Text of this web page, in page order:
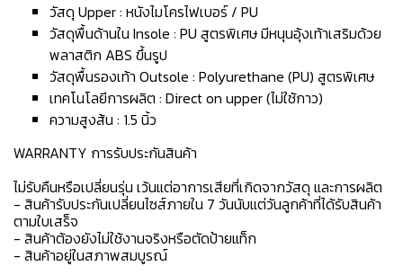
วัสดุ Upper : หนังไมโครไฟเบอร์ / PU
วัสดุพื้นด้านใน Insole : PU สูตรพิเศษ มีหนุนอุ้งเท้าเสริมด้วย
พลาสติก ABS ขึ้นรูป
วัสดุพื้นรองเท้า Outsole : Polyurethane (PU) สูตรพิเศษ
เทคโนโลยีการผลิต : Direct on upper (ไม่ใช้กาว)
ความสูงส้น : 1.5 นิ้ว
WARRANTY การรับประกันสินค้า
ไม่รับคืนหรือเปลี่ยนรุ่น เว้นแต่อาการเสียที่เกิดจากวัสดุ และการผลิต
- สินค้ารับประกันเปลี่ยนไซส์ภายใน 7 วันนับแต่วันลูกค้าที่ได้รับสินค้า
ตามใบเสร็จ
- สินค้าต้องยังไม่ใช้งานจริงหรือตัดป้ายแท็ก
- สินค้าอยู่ในสภาพสมบูรณ์